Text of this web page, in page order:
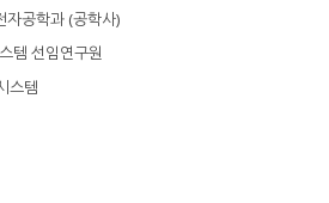
자공학과 (공학사)
템 선임연구원
스템